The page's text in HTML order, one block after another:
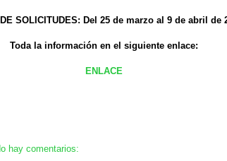
SOLICITUDES: Del 25 de marzo al 9 de abril de
Toda la información en el siguiente enlace:
ENLACE
hay comentarios: